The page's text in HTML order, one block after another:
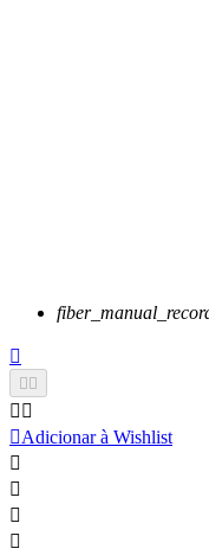

 
 
Adicionar à Wishlist



